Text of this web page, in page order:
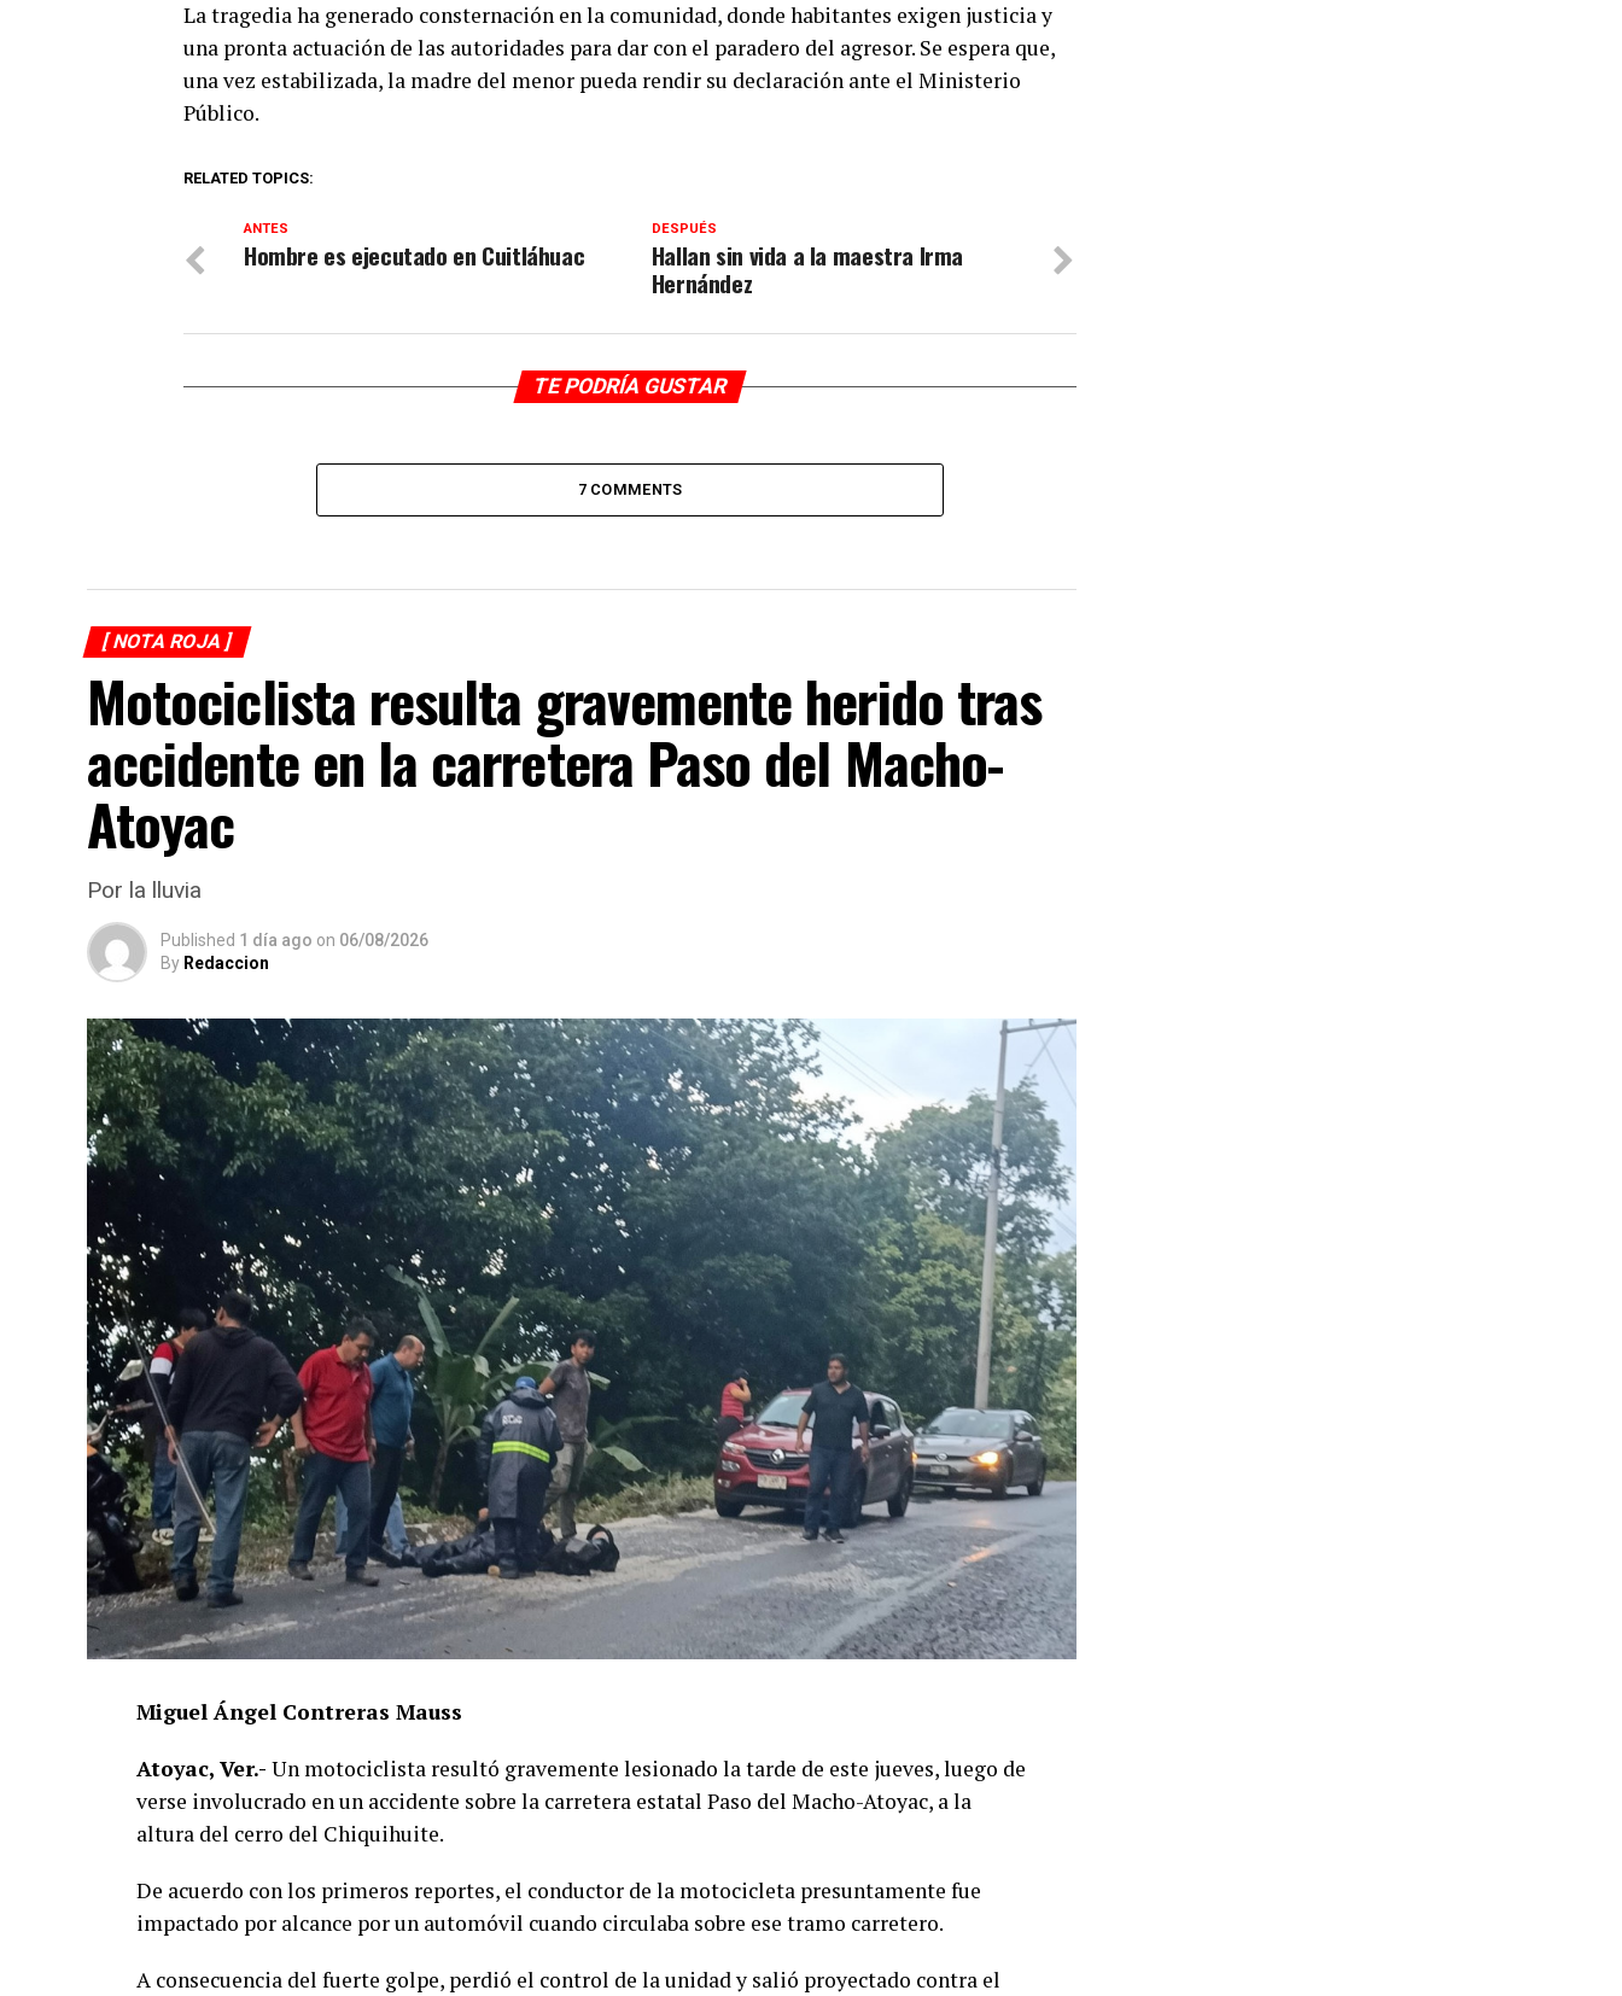
La tragedia ha generado consternación en la comunidad, donde habitantes exigen justicia y
una pronta actuación de las autoridades para dar con el paradero del agresor. Se espera que,
una vez estabilizada, la madre del menor pueda rendir su declaración ante el Ministerio
Público.
RELATED TOPICS:
DESPUÉS
Hallan sin vida a la maestra Irma
Hernández
ANTES
Hombre es ejecutado en Cuitláhuac
TE PODRÍA GUSTAR
7 COMMENTS
[ NOTA ROJA ]
Motociclista resulta gravemente herido tras
accidente en la carretera Paso del Macho-
Atoyac
Por la lluvia
Published 1 día ago on 06/08/2026
By Redaccion
Miguel Ángel Contreras Mauss
Atoyac, Ver.- Un motociclista resultó gravemente lesionado la tarde de este jueves, luego de
verse involucrado en un accidente sobre la carretera estatal Paso del Macho-Atoyac, a la
altura del cerro del Chiquihuite.
De acuerdo con los primeros reportes, el conductor de la motocicleta presuntamente fue
impactado por alcance por un automóvil cuando circulaba sobre ese tramo carretero.
A consecuencia del fuerte golpe, perdió el control de la unidad y salió proyectado contra el